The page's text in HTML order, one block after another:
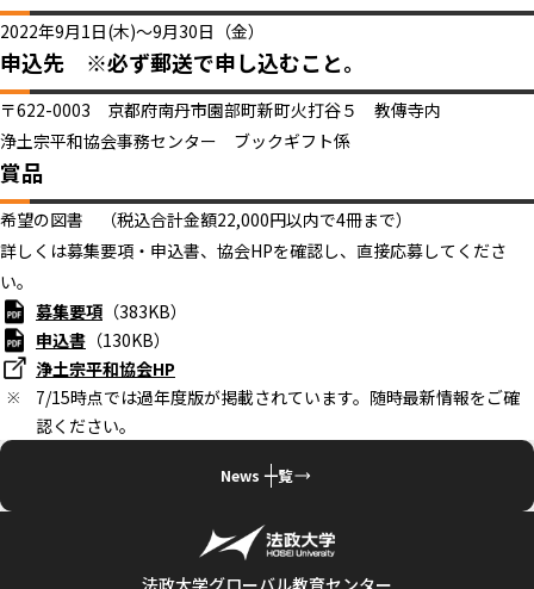
2022年9月1日(木)～9月30日（金）
申込先 ※必ず郵送で申し込むこと。
〒622-0003 京都府南丹市園部町新町火打谷５ 教傳寺内
浄土宗平和協会事務センター ブックギフト係
賞品
希望の図書 （税込合計金額22,000円以内で4冊まで）
詳しくは募集要項・申込書、協会HPを確認し、直接応募してくださ
い。
募集要項 （383KB）
申込書 （130KB）
浄土宗平和協会HP
7/15時点では過年度版が掲載されています。随時最新情報をご確
認ください。
News 一覧
法政大学グローバル教育センター